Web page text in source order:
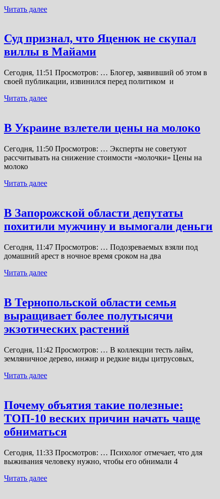
Читать далее
Суд признал, что Яценюк не скупал
виллы в Майами
Сегодня, 11:51 Просмотров: … Блогер, заявивший об этом в
своей публикации, извинился перед политиком и
Читать далее
В Украине взлетели цены на молоко
Сегодня, 11:50 Просмотров: … Эксперты не советуют
рассчитывать на снижение стоимости «молочки» Цены на
молоко
Читать далее
В Запорожской области депутаты
похитили мужчину и вымогали деньги
Сегодня, 11:47 Просмотров: … Подозреваемых взяли под
домашний арест в ночное время сроком на два
Читать далее
В Тернопольской области семья
выращивает более полутысячи
экзотических растений
Сегодня, 11:42 Просмотров: … В коллекции тесть лайм,
земляничное дерево, инжир и редкие виды цитрусовых,
Читать далее
Почему объятия такие полезные:
ТОП-10 веских причин начать чаще
обниматься
Сегодня, 11:33 Просмотров: … Психолог отмечает, что для
выживания человеку нужно, чтобы его обнимали 4
Читать далее